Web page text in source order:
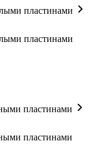
пластинами
пластинами
пластинами
пластинами